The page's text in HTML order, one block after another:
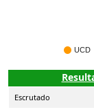
UCD
Escrutado